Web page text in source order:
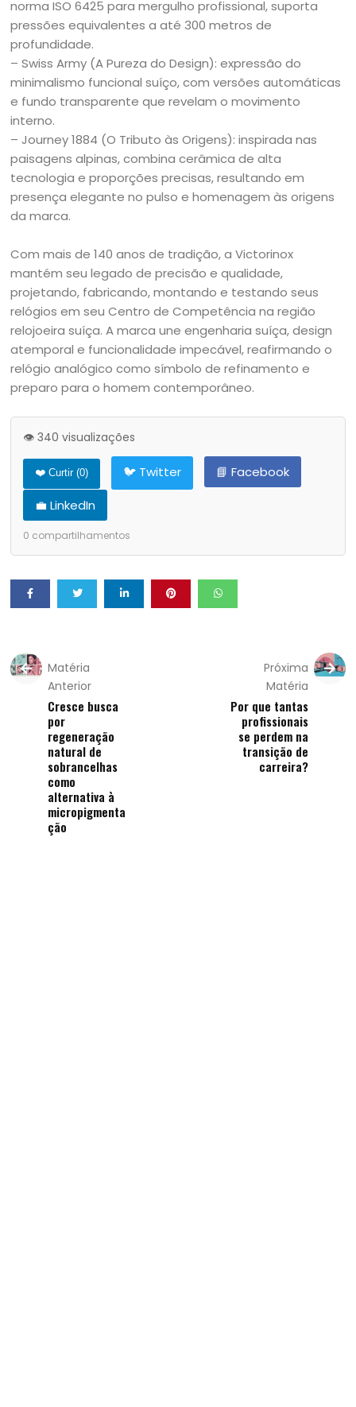
norma ISO 6425 para mergulho profissional, suporta
pressões equivalentes a até 300 metros de
profundidade.
– Swiss Army (A Pureza do Design): expressão do
minimalismo funcional suíço, com versões automáticas
e fundo transparente que revelam o movimento
interno.
– Journey 1884 (O Tributo às Origens): inspirada nas
paisagens alpinas, combina cerâmica de alta
tecnologia e proporções precisas, resultando em
presença elegante no pulso e homenagem às origens
da marca.
Com mais de 140 anos de tradição, a Victorinox
mantém seu legado de precisão e qualidade,
projetando, fabricando, montando e testando seus
relógios em seu Centro de Competência na região
relojoeira suíça. A marca une engenharia suíça, design
atemporal e funcionalidade impecável, reafirmando o
relógio analógico como símbolo de refinamento e
preparo para o homem contemporâneo.
👁️ 340 visualizações
❤️ Curtir (0) 🐦 Twitter
📘 Facebook
💼 LinkedIn
0 compartilhamentos
Matéria
Anterior
Cresce busca
por
regeneração
natural de
sobrancelhas
como
alternativa à
micropigmenta
ção
Próxima
Matéria
Por que tantas
profissionais
se perdem na
transição de
carreira?